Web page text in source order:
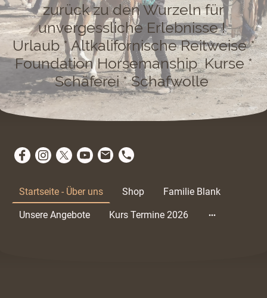
zurück zu den Wurzeln für
unvergessliche Erlebnisse !
Urlaub * Altkalifornische Reitweise *
Foundation Horsemanship Kurse *
Schäferei * Schafwolle
Startseite - Über uns Shop Familie Blank
Unsere Angebote Kurs Termine 2026